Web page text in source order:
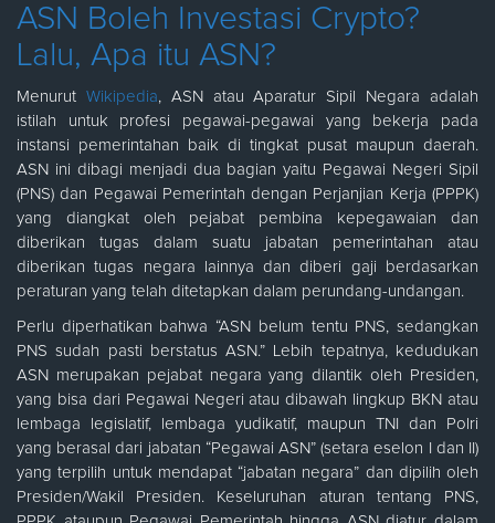
ASN Boleh Investasi Crypto?
Lalu, Apa itu ASN?
Menurut Wikipedia, ASN atau Aparatur Sipil Negara adalah
istilah untuk profesi pegawai-pegawai yang bekerja pada
instansi pemerintahan baik di tingkat pusat maupun daerah.
ASN ini dibagi menjadi dua bagian yaitu Pegawai Negeri Sipil
(PNS) dan Pegawai Pemerintah dengan Perjanjian Kerja (PPPK)
yang diangkat oleh pejabat pembina kepegawaian dan
diberikan tugas dalam suatu jabatan pemerintahan atau
diberikan tugas negara lainnya dan diberi gaji berdasarkan
peraturan yang telah ditetapkan dalam perundang-undangan.
Perlu diperhatikan bahwa “ASN belum tentu PNS, sedangkan
PNS sudah pasti berstatus ASN.” Lebih tepatnya, kedudukan
ASN merupakan pejabat negara yang dilantik oleh Presiden,
yang bisa dari Pegawai Negeri atau dibawah lingkup BKN atau
lembaga legislatif, lembaga yudikatif, maupun TNI dan Polri
yang berasal dari jabatan “Pegawai ASN” (setara eselon I dan II)
yang terpilih untuk mendapat “jabatan negara” dan dipilih oleh
Presiden/Wakil Presiden. Keseluruhan aturan tentang PNS,